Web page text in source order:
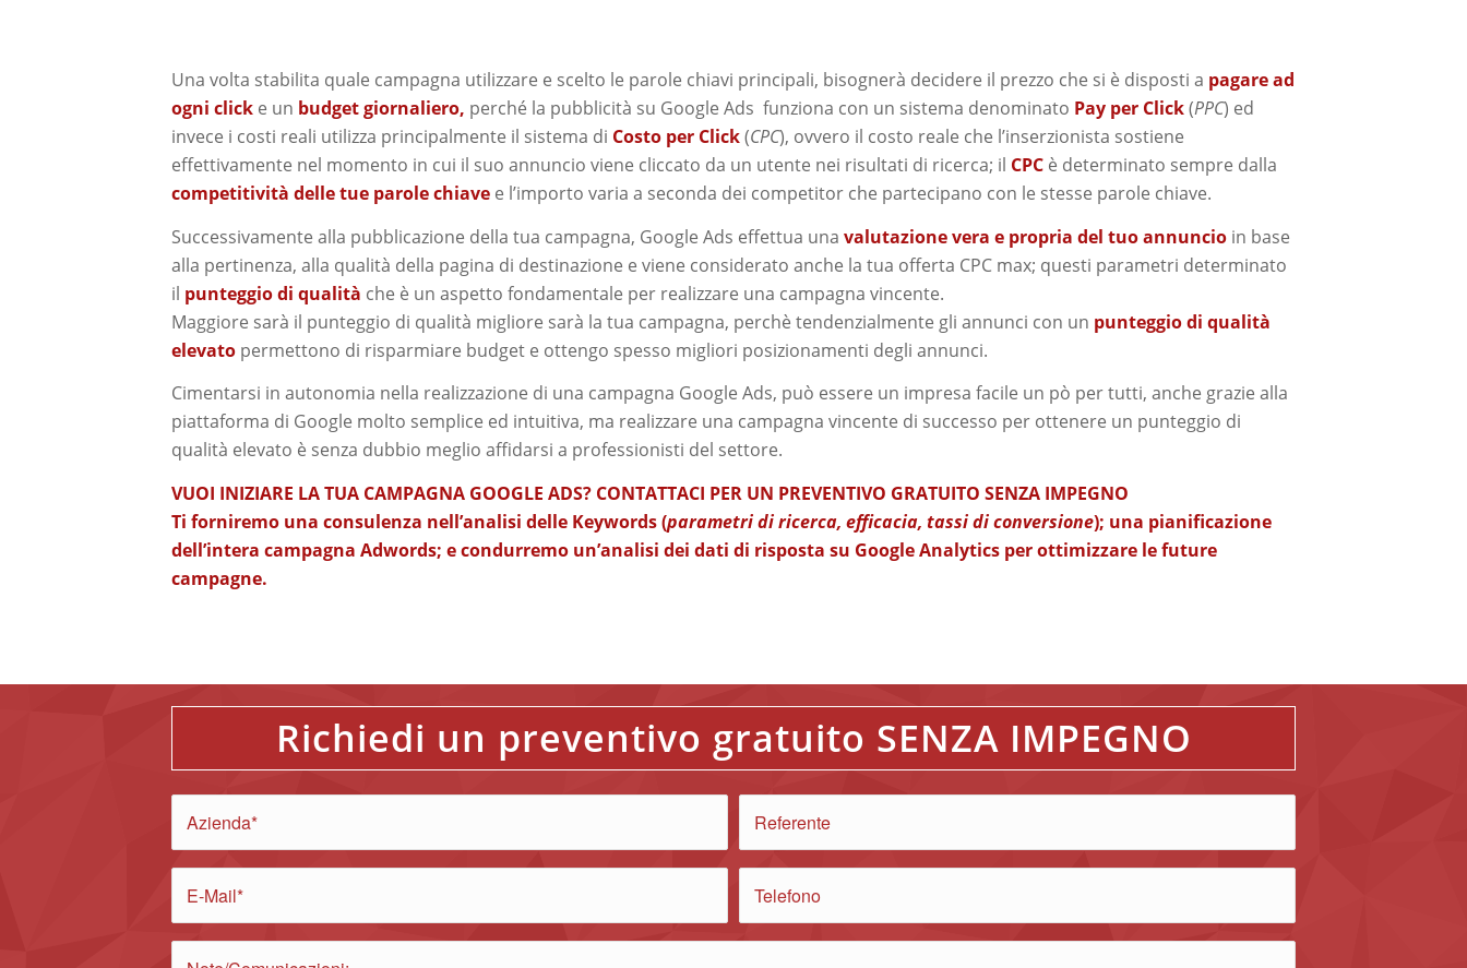
Una volta stabilita quale campagna utilizzare e scelto le parole chiavi principali, bisognerà decidere il prezzo che si è disposti a pagare ad
ogni click e un budget giornaliero, perché la pubblicità su Google Ads funziona con un sistema denominato Pay per Click(PPC) ed
invece i costi reali utilizza principalmente il sistema di Costo per Click(CPC), ovvero il costo reale che l’inserzionista sostiene
effettivamente nel momento in cui il suo annuncio viene cliccato da un utente nei risultati di ricerca; il CPC è determinato sempre dalla
competitività delle tue parole chiave e l’importo varia a seconda dei competitor che partecipano con le stesse parole chiave.
Successivamente alla pubblicazione della tua campagna, Google Ads effettua una valutazione vera e propria del tuo annuncio in base
alla pertinenza, alla qualità della pagina di destinazione e viene considerato anche la tua offerta CPC max; questi parametri determinato
il punteggio di qualità che è un aspetto fondamentale per realizzare una campagna vincente.
Maggiore sarà il punteggio di qualità migliore sarà la tua campagna, perchè tendenzialmente gli annunci con un punteggio di qualità
elevato permettono di risparmiare budget e ottengo spesso migliori posizionamenti degli annunci.
Cimentarsi in autonomia nella realizzazione di una campagna Google Ads, può essere un impresa facile un pò per tutti, anche grazie alla
piattaforma di Google molto semplice ed intuitiva, ma realizzare una campagna vincente di successo per ottenere un punteggio di
qualità elevato è senza dubbio meglio affidarsi a professionisti del settore.
VUOI INIZIARE LA TUA CAMPAGNA GOOGLE ADS? CONTATTACI PER UN PREVENTIVO GRATUITO SENZA IMPEGNO
Ti forniremo una consulenza nell’analisi delle Keywords (parametri di ricerca, efficacia, tassi di conversione); una pianificazione
dell’intera campagna Adwords; e condurremo un’analisi dei dati di risposta su Google Analytics per ottimizzare le future
campagne.
Richiedi un preventivo gratuito SENZA IMPEGNO